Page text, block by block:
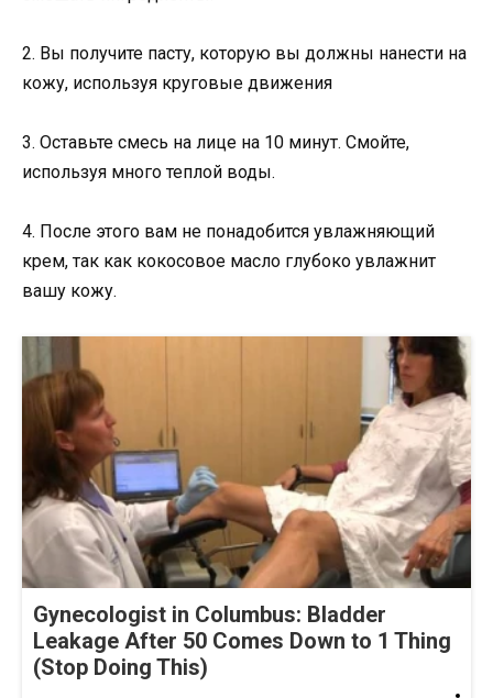
2. Вы получите пасту, которую вы должны нанести на
кожу, используя круговые движения
3. Оставьте смесь на лице на 10 минут. Смойте,
используя много теплой воды.
4. После этого вам не понадобится увлажняющий
крем, так как кокосовое масло глубоко увлажнит
вашу кожу.
Gynecologist in Columbus: Bladder
Leakage After 50 Comes Down to 1 Thing
(Stop Doing This)